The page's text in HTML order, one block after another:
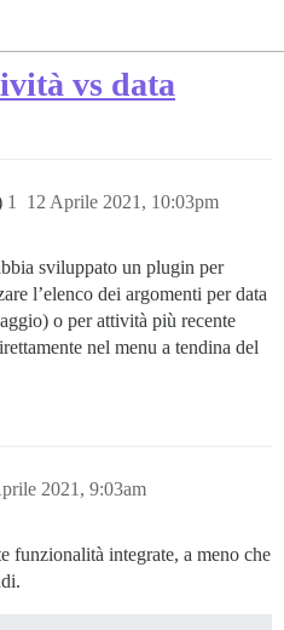
vs data
12 Aprile 2021, 10:03pm
1
sviluppato un plugin per
l’elenco dei argomenti per data
o per attività più recente
nel menu a tendina del
2021, 9:03am
funzionalità integrate, a meno che